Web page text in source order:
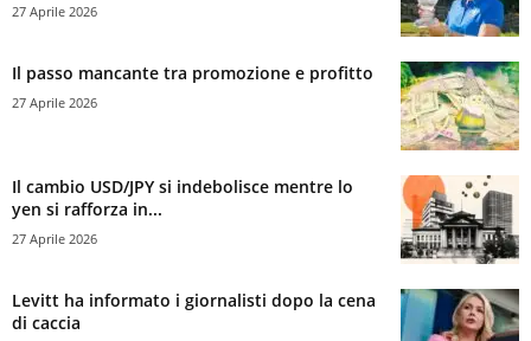
27 Aprile 2026
Il passo mancante tra promozione e profitto
27 Aprile 2026
Il cambio USD/JPY si indebolisce mentre lo
yen si rafforza in...
27 Aprile 2026
Levitt ha informato i giornalisti dopo la cena
di caccia